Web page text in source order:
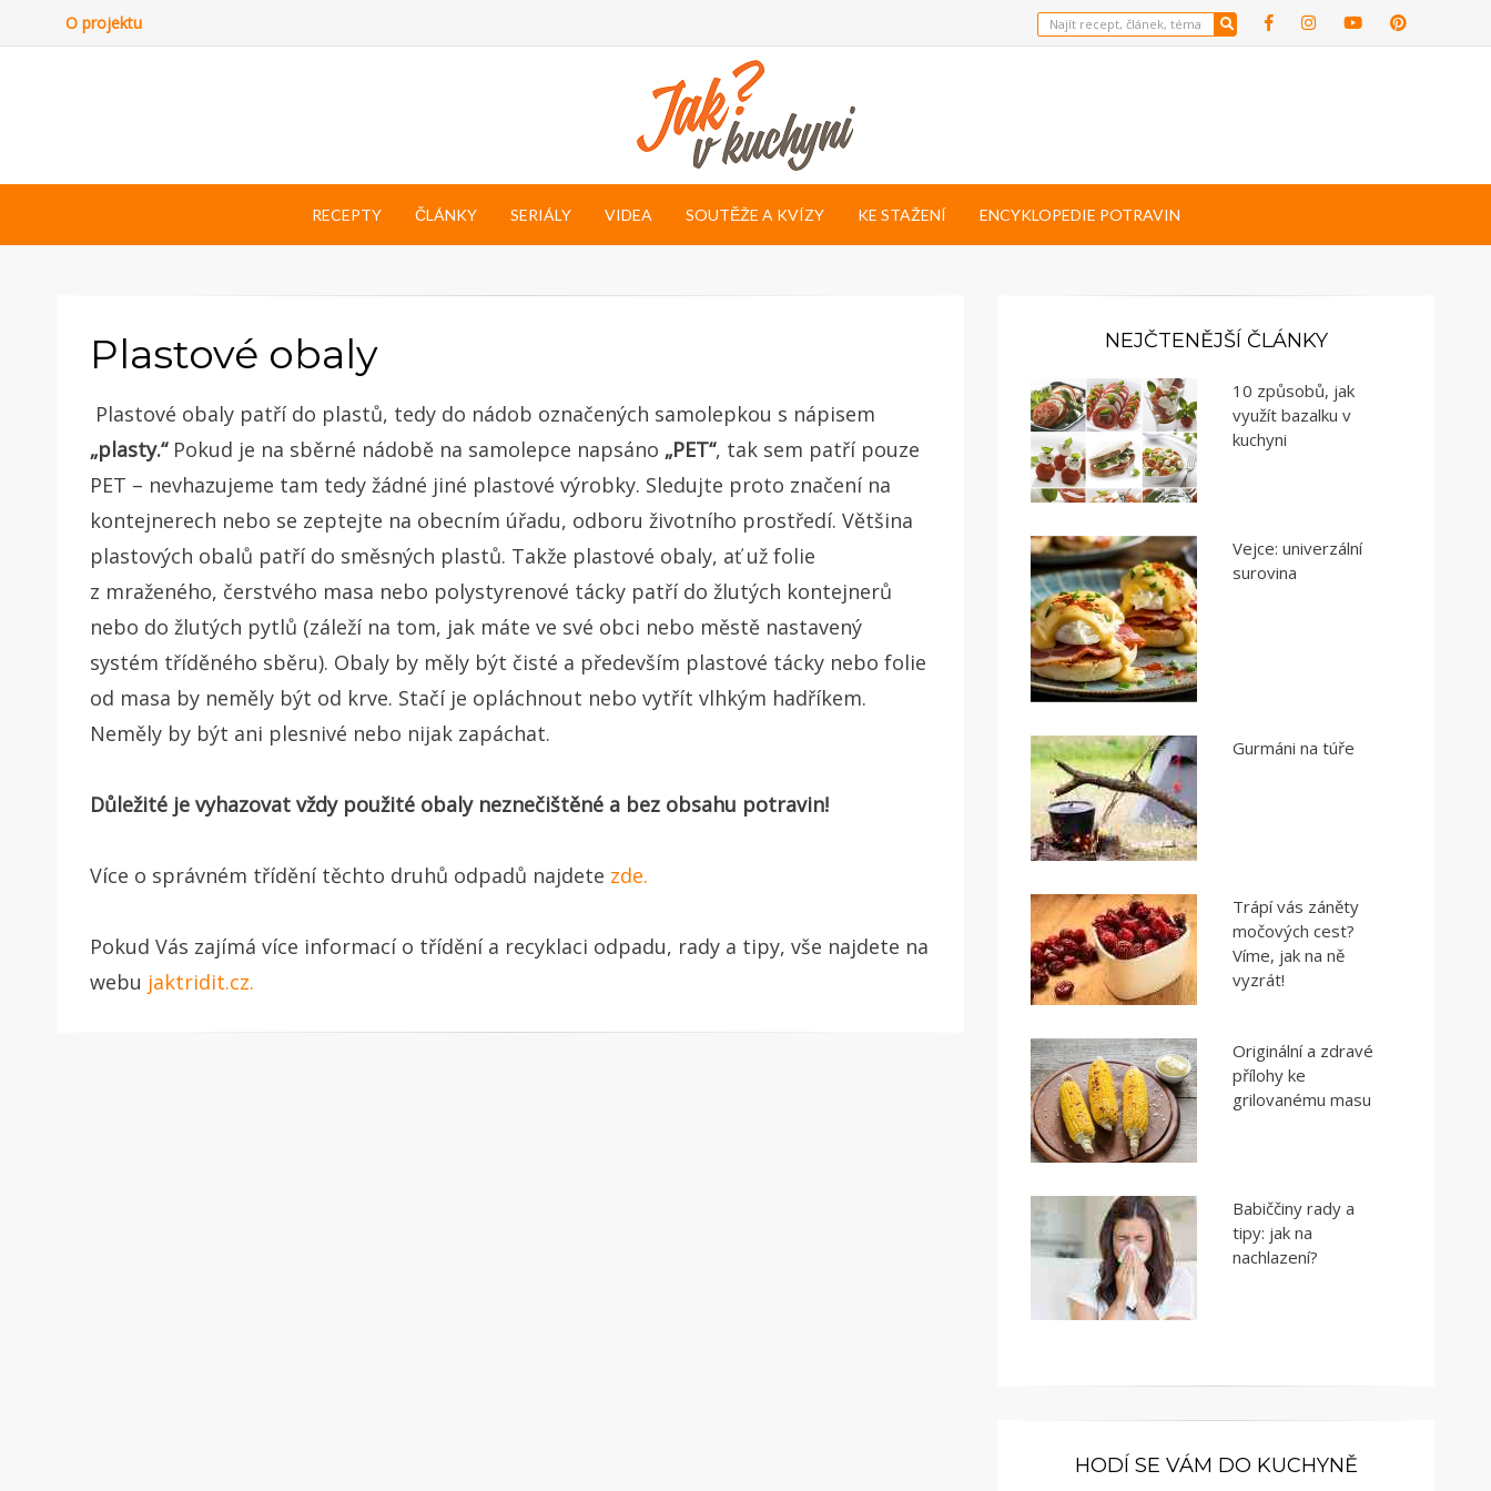
O projektu
RECEPTY ČLÁNKY SERIÁLY VIDEA SOUTĚŽE A KVÍZY KE STAŽENÍ ENCYKLOPEDIE POTRAVIN
Plastové obaly
Plastové obaly patří do plastů, tedy do nádob označených samolepkou s nápisem
„plasty.“Pokud je na sběrné nádobě na samolepce napsáno „PET“, tak sem patří pouze
PET – nevhazujeme tam tedy žádné jiné plastové výrobky. Sledujte proto značení na
kontejnerech nebo se zeptejte na obecním úřadu, odboru životního prostředí. Většina
plastových obalů patří do směsných plastů. Takže plastové obaly, ať už folie
z mraženého, čerstvého masa nebo polystyrenové tácky patří do žlutých kontejnerů
nebo do žlutých pytlů (záleží na tom, jak máte ve své obci nebo městě nastavený
systém tříděného sběru). Obaly by měly být čisté a především plastové tácky nebo folie
od masa by neměly být od krve. Stačí je opláchnout nebo vytřít vlhkým hadříkem.
Neměly by být ani plesnivé nebo nijak zapáchat.
Důležité je vyhazovat vždy použité obaly neznečištěné a bez obsahu potravin!
Více o správném třídění těchto druhů odpadů najdete zde.
Pokud Vás zajímá více informací o třídění a recyklaci odpadu, rady a tipy, vše najdete na
webu jaktridit.cz.
NEJČTENĚJŠÍ ČLÁNKY
10 způsobů, jak
využít bazalku v
kuchyni
Vejce: univerzální
surovina
Gurmáni na túře
Trápí vás záněty
močových cest?
Víme, jak na ně
vyzrát!
Originální a zdravé
přílohy ke
grilovanému masu
Babiččiny rady a
tipy: jak na
nachlazení?
HODÍ SE VÁM DO KUCHYNĚ